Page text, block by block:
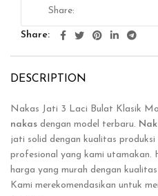
Share
DESCRIPTION
Nakas Jati 3 Laci Bulat Klasik
nakas dengan model terbaru.
jati solid dengan kualitas
profesional yang kami utamakan.
harga yang murah dengan
Kami merekomendasikan untuk